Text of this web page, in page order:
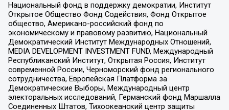
Национальный фонд в поддержку демократии, Институт
Открытое Общество Фонд Содействия, Фонд Открытое
общество, Американо-российский фонд по
экономическому и правовому развитию, Национальный
Демократический Институт Международных Отношений,
MEDIA DEVELOPMENT INVESTMENT FUND, Международный
Республиканский Институт, Открытая Россия, Институт
современной России, Черноморский фонд регионального
сотрудничества, Европейская Платформа за
Демократические Выборы, Международный центр
электоральных исследований, Германский фонд Маршалла
Соединенных Штатов, Тихоокеанский центр защиты